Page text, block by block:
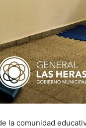
la comunidad